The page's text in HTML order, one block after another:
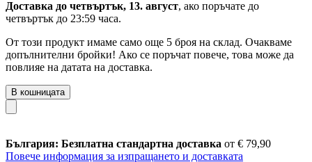
Доставка до четвъртък, 13. август, ако поръчате до
четвъртък до 23:59 часа.
От този продукт имаме само още 5 броя на склад. Очакваме
допълнителни бройки! Ако се поръчат повече, това може да
повлияе на датата на доставка.
В кошницата
България: Безплатна стандартна доставка от € 79,90
Повече информация за изпращането и доставката